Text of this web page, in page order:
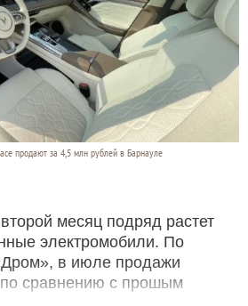
продают за 4,5 млн рублей в Барнауле
месяц подряд растет
электромобили. По
в июле продажи
сравнению с прошым